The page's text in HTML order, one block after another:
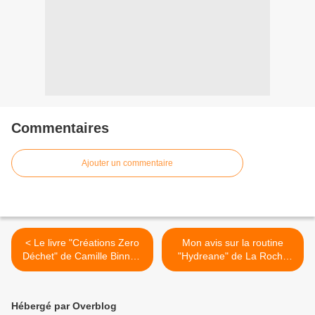
Commentaires
Ajouter un commentaire
< Le livre "Créations Zero
Déchet" de Camille Binnet-
Dezert !!!!
Mon avis sur la routine
"Hydreane" de La Roche
Posay >
Hébergé par Overblog